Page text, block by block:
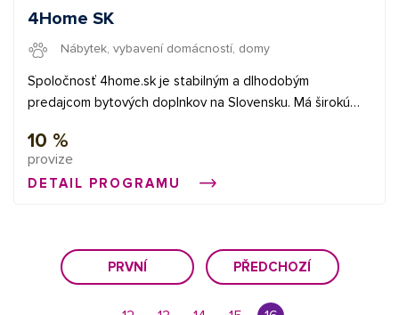
4Home SK
Nábytek, vybavení domácností, domy
Spoločnosť 4home.sk je stabilným a dlhodobým
predajcom bytových doplnkov na Slovensku. Má širokú
spracovaný eshop a dopravu zadarmo už od objednávky
nad 40€.
10 %
provize
DETAIL PROGRAMU
PRVNÍ PŘEDCHOZÍ